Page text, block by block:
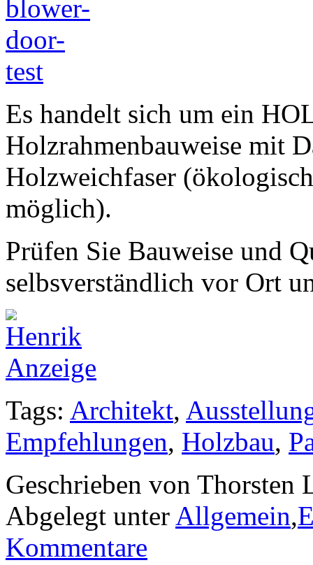
Es handelt sich um ein
Holzrahmenbauweise mit
Holzweichfaser
möglich).
Prüfen Sie Bauweise und
selbsverständlich vor Ort
Tags: Architekt,
Empfehlungen, Holzbau,
Geschrieben von Thorsten
Abgelegt unter Allgemein,
Kommentare